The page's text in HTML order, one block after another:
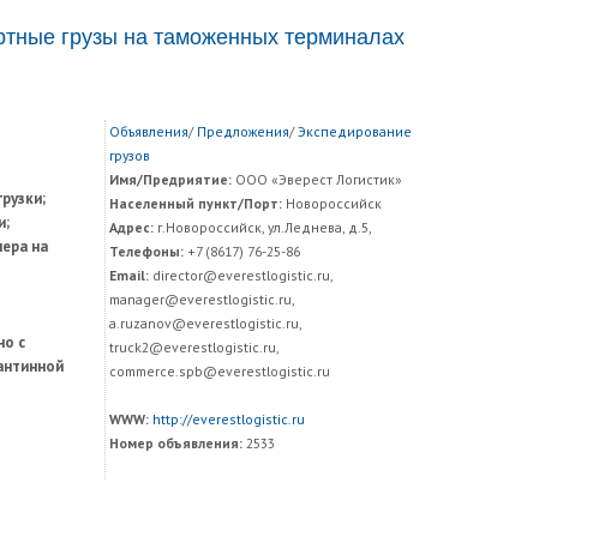
грузы на таможенных терминалах
на
с
Объявления/ Предложения/Экспедирование
грузов
Имя/Предриятие: ООО «Эверест Логистик»
Населенный пункт/Порт: Новороссийск
Адрес: г.Новороссийск, ул.Леднева, д.5,
Телефоны: +7 (8617) 76-25-86
Email: director@everestlogistic.ru,
manager@everestlogistic.ru,
a.ruzanov@everestlogistic.ru,
truck2@everestlogistic.ru,
commerce.spb@everestlogistic.ru
WWW: http://everestlogistic.ru
Номер объявления: 2533